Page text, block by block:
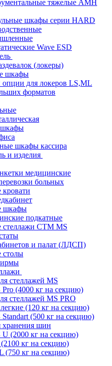
тяжелые AMH
шкафы серии HARD
Wave ESD
(локеры)
шкафы
опции для локеров LS,ML
форматов
шкафы
шкафы кассира
и изделия
медицинские
больных
шкафы
подкатные
CTM MS
и палат (ЛДСП)
столы
стеллажей MS
(4000 кг на секцию)
стеллажей MS PRO
(120 кг на секцию)
(500 кг на секцию)
хранения шин
(2000 кг на секцию)
кг на секцию)
(750 кг на секцию)